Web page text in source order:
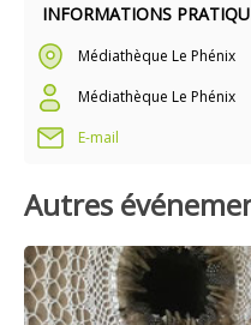
INFORMATIONS
Médiathèque Le Phénix
Médiathèque Le Phénix
E-mail
Autres